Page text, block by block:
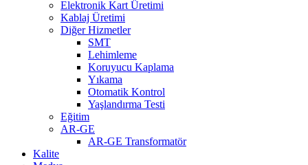
Elektronik Kart Üretimi
Kablaj Üretimi
Diğer Hizmetler
SMT
Lehimleme
Koruyucu Kaplama
Yıkama
Otomatik Kontrol
Yaşlandırma Testi
Eğitim
AR-GE
AR-GE Transformatör
Kalite